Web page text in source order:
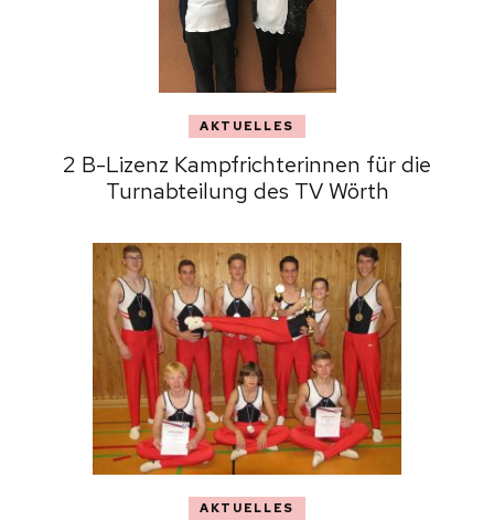
AKTUELLES
2 B-Lizenz Kampfrichterinnen für die
Turnabteilung des TV Wörth
AKTUELLES